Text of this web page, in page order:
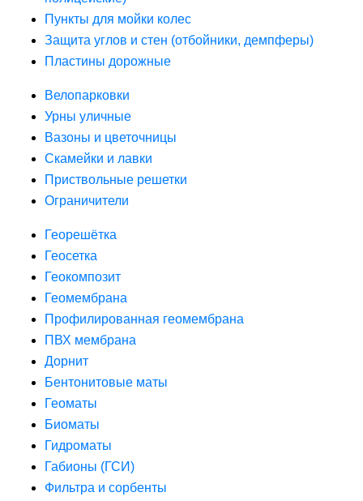
Пункты для мойки колес
Защита углов и стен (отбойники, демпферы)
Пластины дорожные
Велопарковки
Урны уличные
Вазоны и цветочницы
Скамейки и лавки
Приствольные решетки
Ограничители
Георешётка
Геосетка
Геокомпозит
Геомембрана
Профилированная геомембрана
ПВХ мембрана
Дорнит
Бентонитовые маты
Геоматы
Биоматы
Гидроматы
Габионы (ГСИ)
Фильтра и сорбенты